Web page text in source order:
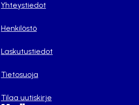
Yhteystiedot
Henkilöstö
Laskutustiedot
Tietosuoja
Tilaa uutiskirje